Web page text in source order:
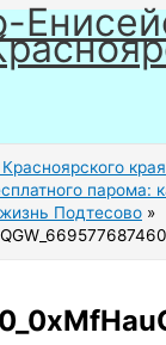
края
парома:
Подтесово